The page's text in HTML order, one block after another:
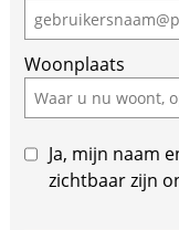
human,
ignore
this
field
Woonplaats
Ja, mijn naam
zichtbaar zijn